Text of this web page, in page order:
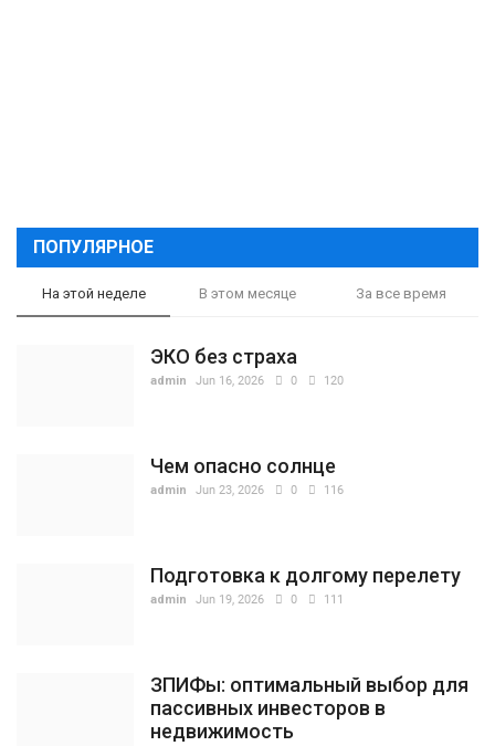
ПОПУЛЯРНОЕ
На этой неделе В этом месяце За все время
ЭКО без страха
admin Jun 16, 2026 0 120
Чем опасно солнце
admin Jun 23, 2026 0 116
Подготовка к долгому перелету
admin Jun 19, 2026 0 111
ЗПИФы: оптимальный выбор для
пассивных инвесторов в
недвижимость